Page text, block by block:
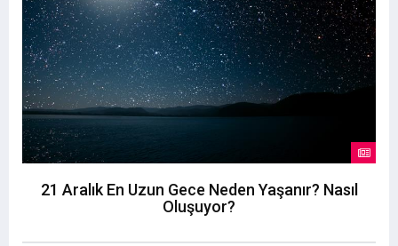
21 Aralık En Uzun Gece Neden Yaşanır? Nasıl
Oluşuyor?